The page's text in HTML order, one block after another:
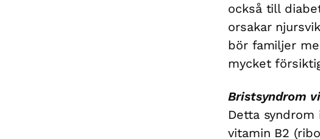
också till
orsakar
bör familjer
mycket
Bristsyndrom
Detta
vitamin B2